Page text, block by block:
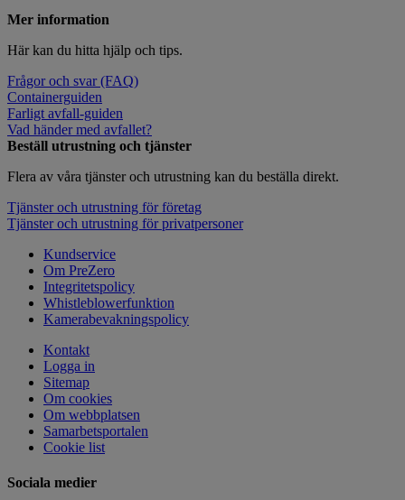
Mer information
Här kan du hitta hjälp och tips.
Frågor och svar (FAQ)
Containerguiden
Farligt avfall-guiden
Vad händer med avfallet?
Beställ utrustning och tjänster
Flera av våra tjänster och utrustning kan du beställa direkt.
Tjänster och utrustning för företag
Tjänster och utrustning för privatpersoner
Kundservice
Om PreZero
Integritetspolicy
Whistleblowerfunktion
Kamerabevakningspolicy
Kontakt
Logga in
Sitemap
Om cookies
Om webbplatsen
Samarbetsportalen
Cookie list
Sociala medier